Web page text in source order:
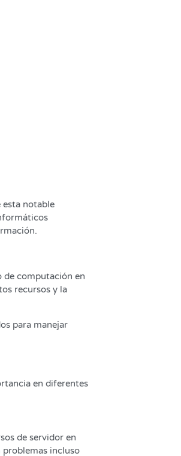
esta notable
de computación en
recursos y la
para manejar
en diferentes
de servidor en
incluso